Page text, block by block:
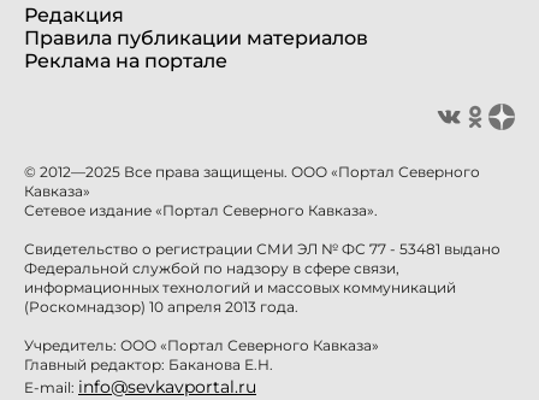
Редакция
Правила публикации материалов
Реклама на портале
© 2012—2025 Все права защищены. ООО «Портал Северного
Кавказа»
Сетевое издание «Портал Северного Кавказа».
Свидетельство о регистрации СМИ ЭЛ № ФС 77 - 53481 выдано
Федеральной службой по надзору в сфере связи,
информационных технологий и массовых коммуникаций
(Роскомнадзор) 10 апреля 2013 года.
Учредитель: ООО «Портал Северного Кавказа»
Главный редактор: Баканова Е.Н.
E-mail: info@sevkavportal.ru